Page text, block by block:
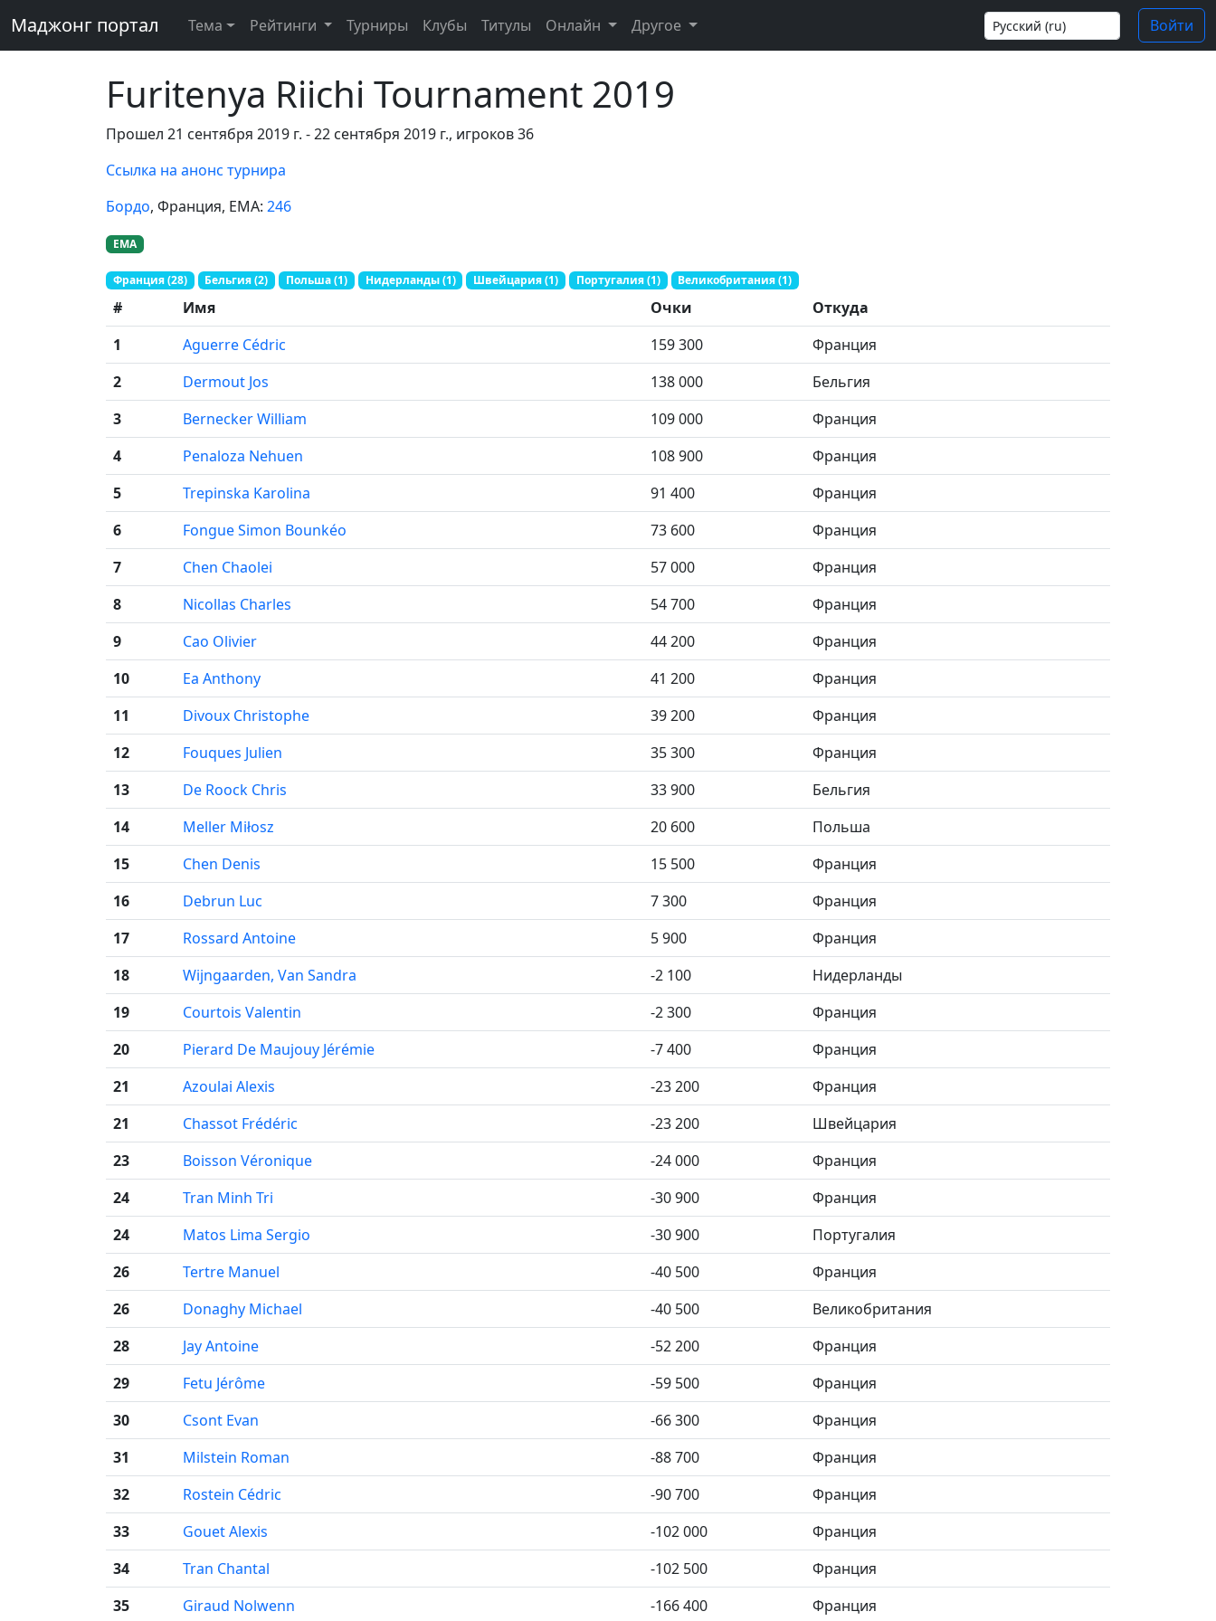
Маджонг портал Тема Рейтинги Турниры Клубы Титулы Онлайн Другое Войти
Furitenya Riichi Tournament 2019
Прошел 21 сентября 2019 г. - 22 сентября 2019 г., игроков 36
Ссылка на анонс турнира
Бордо, Франция, EMA: 246
EMA
Франция (28) Бельгия (2) Польша (1) Нидерланды (1) Швейцария (1) Португалия (1) Великобритания (1)
# Имя Очки
Откуда
1
Aguerre Cédric 159 300
Франция
2
Dermout Jos 138 000
Бельгия
3
Bernecker William 109 000
Франция
4
Penaloza Nehuen 108 900
Франция
5
Trepinska Karolina 91 400
Франция
6
Fongue Simon Bounkéo 73 600
Франция
7
Chen Chaolei 57 000
Франция
8
Nicollas Charles 54 700
Франция
9
Cao Olivier 44 200
Франция
10
Ea Anthony 41 200
Франция
11
Divoux Christophe 39 200
Франция
12
Fouques Julien 35 300
Франция
13
De Roock Chris 33 900
Бельгия
14
Meller Miłosz 20 600
Польша
15
Chen Denis 15 500
Франция
16
Debrun Luc 7 300
Франция
17
Rossard Antoine 5 900
Франция
18
Wijngaarden, Van Sandra -2 100
Нидерланды
19
Courtois Valentin -2 300
Франция
20
Pierard De Maujouy Jérémie -7 400
Франция
21
Azoulai Alexis -23 200
Франция
21
Chassot Frédéric -23 200
Швейцария
23
Boisson Véronique -24 000
Франция
24
Tran Minh Tri -30 900
Франция
24
Matos Lima Sergio -30 900
Португалия
26
Tertre Manuel -40 500
Франция
26
Donaghy Michael -40 500
Великобритания
28
Jay Antoine -52 200
Франция
29
Fetu Jérôme -59 500
Франция
30
Csont Evan -66 300
Франция
31
Milstein Roman -88 700
Франция
32
Rostein Cédric -90 700
Франция
33
Gouet Alexis -102 000
Франция
34
Tran Chantal -102 500
Франция
35
Giraud Nolwenn -166 400 Франция